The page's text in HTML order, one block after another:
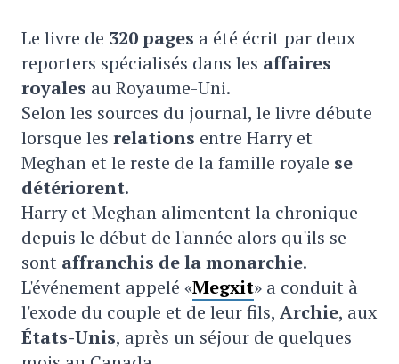
Le livre de 320 pages a été écrit par deux
reporters spécialisés dans les affaires
royales au Royaume-Uni.
Selon les sources du journal, le livre débute
lorsque les relations entre Harry et
Meghan et le reste de la famille royale se
détériorent.
Harry et Meghan alimentent la chronique
depuis le début de l'année alors qu'ils se
sont affranchis de la monarchie.
L'événement appelé «Megxit» a conduit à
l'exode du couple et de leur fils, Archie, aux
États-Unis, après un séjour de quelques